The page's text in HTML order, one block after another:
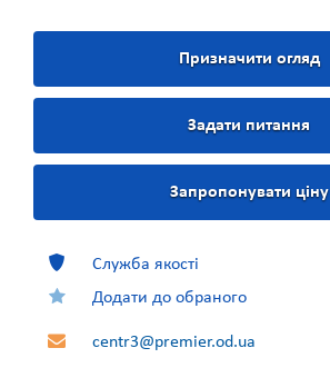
Призначити огляд
Задати питання
Запропонувати ціну
Служба якості
Додати до обраного
centr3@premier.od.ua